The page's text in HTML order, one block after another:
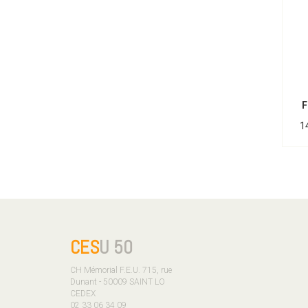
CESU 50
CH Mémorial F.E.U. 715, rue
Dunant - 50009 SAINT LO
CEDEX
02 33 06 34 09